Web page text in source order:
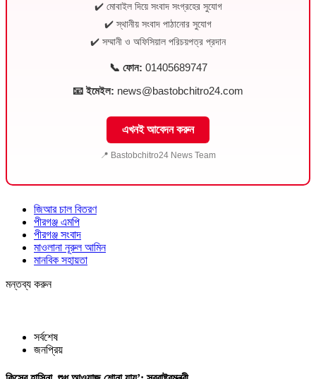
✔️ মোবাইল দিয়ে সংবাদ সংগ্রহের সুযোগ
✔️ স্থানীয় সংবাদ পাঠানোর সুযোগ
✔️ সম্মানী ও অফিসিয়াল পরিচয়পত্র প্রদান
📞 ফোন: 01405689747
📧 ইমেইল: news@bastobchitro24.com
এখনই আবেদন করুন
📍 Bastobchitro24 News Team
জিআর চাল বিতরণ
পীরগঞ্জ এমপি
পীরগঞ্জ সংবাদ
মাওলানা নূরুল আমিন
মানবিক সহায়তা
মন্তব্য করুন
সর্বশেষ
জনপ্রিয়